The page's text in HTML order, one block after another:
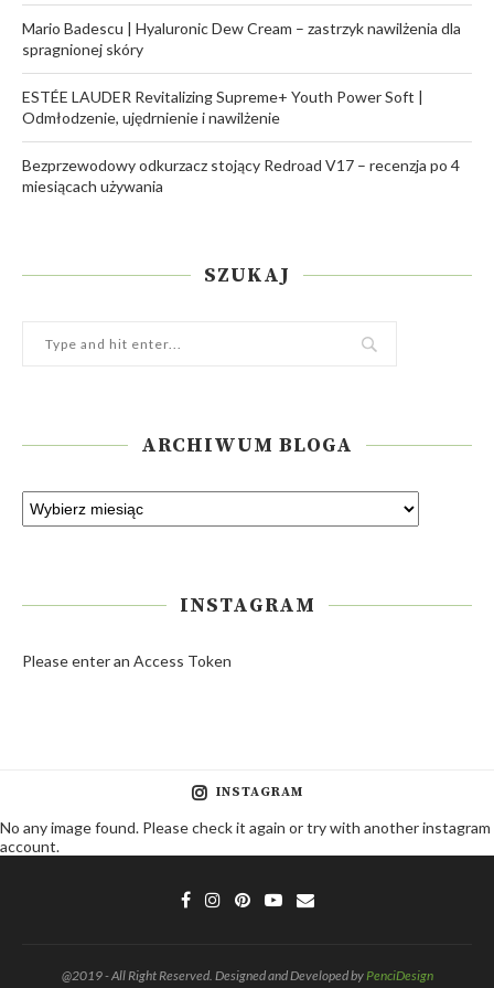
Mario Badescu | Hyaluronic Dew Cream – zastrzyk nawilżenia dla
spragnionej skóry
ESTÉE LAUDER Revitalizing Supreme+ Youth Power Soft |
Odmłodzenie, ujędrnienie i nawilżenie
Bezprzewodowy odkurzacz stojący Redroad V17 – recenzja po 4
miesiącach używania
SZUKAJ
ARCHIWUM BLOGA
INSTAGRAM
Please enter an Access Token
INSTAGRAM
No any image found. Please check it again or try with another instagram
account.
@2019 - All Right Reserved. Designed and Developed by PenciDesign